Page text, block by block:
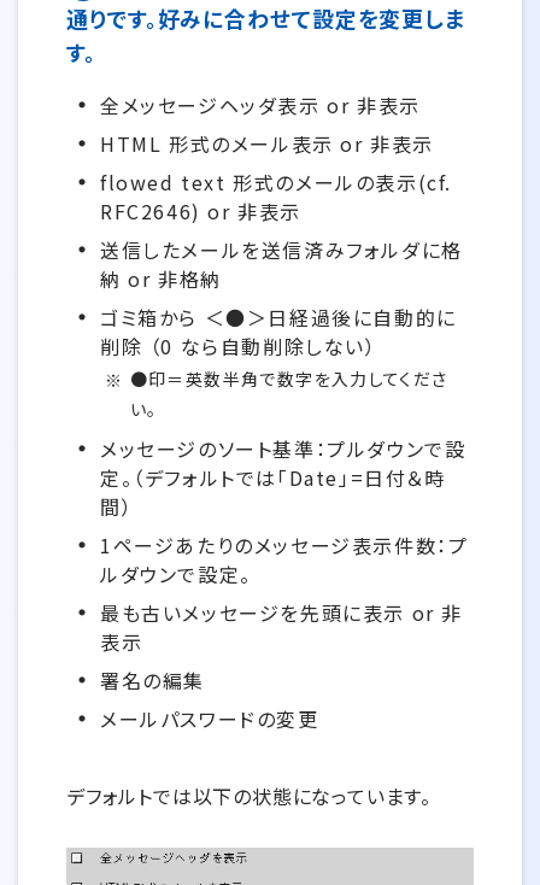
通りです。好みに合わせて設定を変更しま
す。
全メッセージヘッダ表示 or 非表示
HTML 形式のメール表示 or 非表示
flowed text 形式のメールの表示(cf.
RFC2646) or 非表示
送信したメールを送信済みフォルダに格
納 or 非格納
ゴミ箱から ＜●＞日経過後に自動的に
削除 （0 なら自動削除しない）
●印＝英数半角で数字を入力してくださ
い。
メッセージのソート基準：プルダウンで設
定。（デフォルトでは「Date」=日付＆時
間）
1ページあたりのメッセージ表示件数：プ
ルダウンで設定。
最も古いメッセージを先頭に表示 or 非
表示
署名の編集
メールパスワードの変更
デフォルトでは以下の状態になっています。